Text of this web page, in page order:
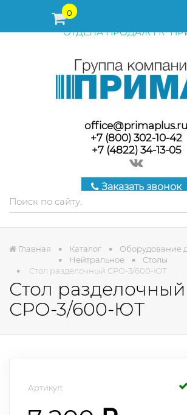
0
ПЕРЕД ОФОРМЛЕНИЕМ ЗАКАЗА,
ПОСТАВКИ ТОВАРА УТОЧНЯЙТЕ
ОТДЕЛА ПРОДАЖ ГК
office@primaplus.ru
+7 (800) 302-10-42
+7 (4822) 34-13-05
Заказать звонок
Главная Каталог
Оборудование
Нейтральное
Столы
Стол разделочный СРО-3/600-ЮТ
Стол разделочный
СРО-3/600-ЮТ
Артикул: